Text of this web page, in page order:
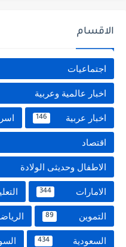
الاقسام
اجتماعيات
اخبار عالمية وعربية
اخبار عربية 146
اقتصاد
الاطفال وحديثى الولادة
الامارات 344
التموين 89
السعودية 434